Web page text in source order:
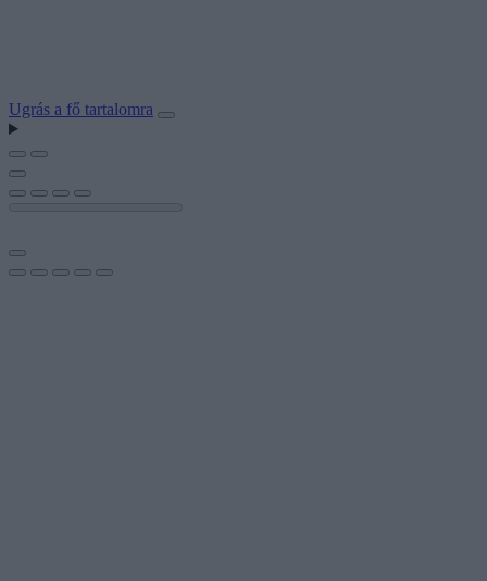
Ugrás a fő tartalomra